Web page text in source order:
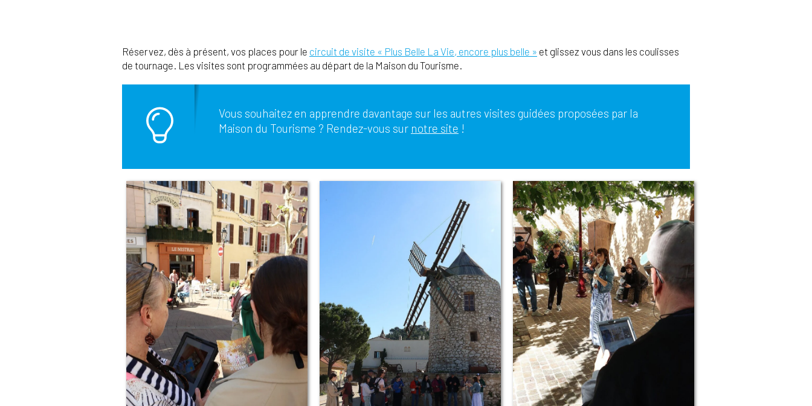
Réservez, dès à présent, vos places pour le circuit de visite « Plus Belle La Vie, encore plus belle » et glissez vous dans les coulisses
de tournage. Les visites sont programmées au départ de la Maison du Tourisme.
Vous souhaitez en apprendre davantage sur les autres visites guidées proposées par la
Maison du Tourisme ? Rendez-vous sur notre site !